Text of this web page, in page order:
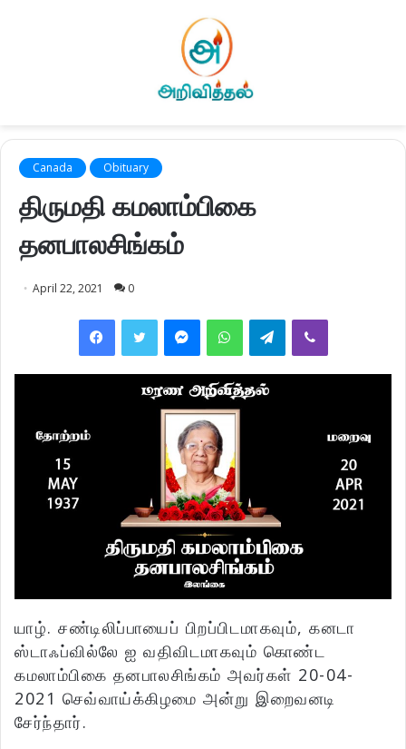
Canada Obituary
திருமதி கமலாம்பிகை
தனபாலசிங்கம்
April 22, 2021 0
FacebookTwitter MessengerWhatsAppTelegramViber
யாழ். சண்டிலிப்பாயைப் பிறப்பிடமாகவும், கனடா
ஸ்டாஃப்வில்லே ஐ வதிவிடமாகவும் கொண்ட
கமலாம்பிகை தனபாலசிங்கம் அவர்கள் 20-04-
2021 செவ்வாய்க்கிழமை அன்று இறைவனடி
சேர்ந்தார்.